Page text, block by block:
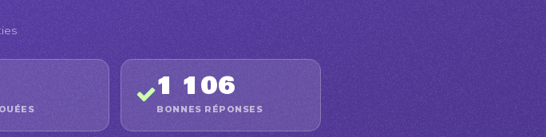
1 106
BONNES RÉPONSES